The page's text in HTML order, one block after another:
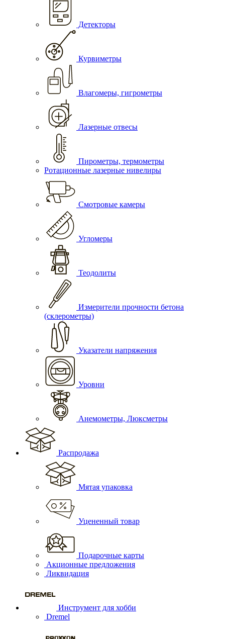
Детекторы
Курвиметры
Влагомеры, гигрометры
Лазерные отвесы
Пирометры, термометры
Ротационные лазерные нивелиры
Смотровые камеры
Угломеры
Теодолиты
Измерители прочности бетона
(склерометры)
Указатели напряжения
Уровни
Анемометры, Люксметры
Распродажа
Мятая упаковка
Уцененный товар
Подарочные карты
Акционные предложения
Ликвидация
Инструмент для хобби
Dremel